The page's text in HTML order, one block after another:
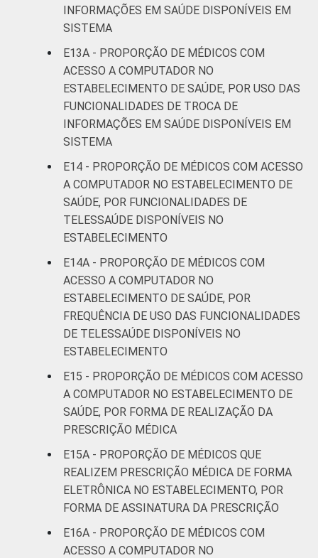
INFORMAÇÕES EM SAÚDE DISPONÍVEIS EM
SISTEMA
E13A - PROPORÇÃO DE MÉDICOS COM
ACESSO A COMPUTADOR NO
ESTABELECIMENTO DE SAÚDE, POR USO DAS
FUNCIONALIDADES DE TROCA DE
INFORMAÇÕES EM SAÚDE DISPONÍVEIS EM
SISTEMA
E14 - PROPORÇÃO DE MÉDICOS COM ACESSO
A COMPUTADOR NO ESTABELECIMENTO DE
SAÚDE, POR FUNCIONALIDADES DE
TELESSAÚDE DISPONÍVEIS NO
ESTABELECIMENTO
E14A - PROPORÇÃO DE MÉDICOS COM
ACESSO A COMPUTADOR NO
ESTABELECIMENTO DE SAÚDE, POR
FREQUÊNCIA DE USO DAS FUNCIONALIDADES
DE TELESSAÚDE DISPONÍVEIS NO
ESTABELECIMENTO
E15 - PROPORÇÃO DE MÉDICOS COM ACESSO
A COMPUTADOR NO ESTABELECIMENTO DE
SAÚDE, POR FORMA DE REALIZAÇÃO DA
PRESCRIÇÃO MÉDICA
E15A - PROPORÇÃO DE MÉDICOS QUE
REALIZEM PRESCRIÇÃO MÉDICA DE FORMA
ELETRÔNICA NO ESTABELECIMENTO, POR
FORMA DE ASSINATURA DA PRESCRIÇÃO
E16A - PROPORÇÃO DE MÉDICOS COM
ACESSO A COMPUTADOR NO